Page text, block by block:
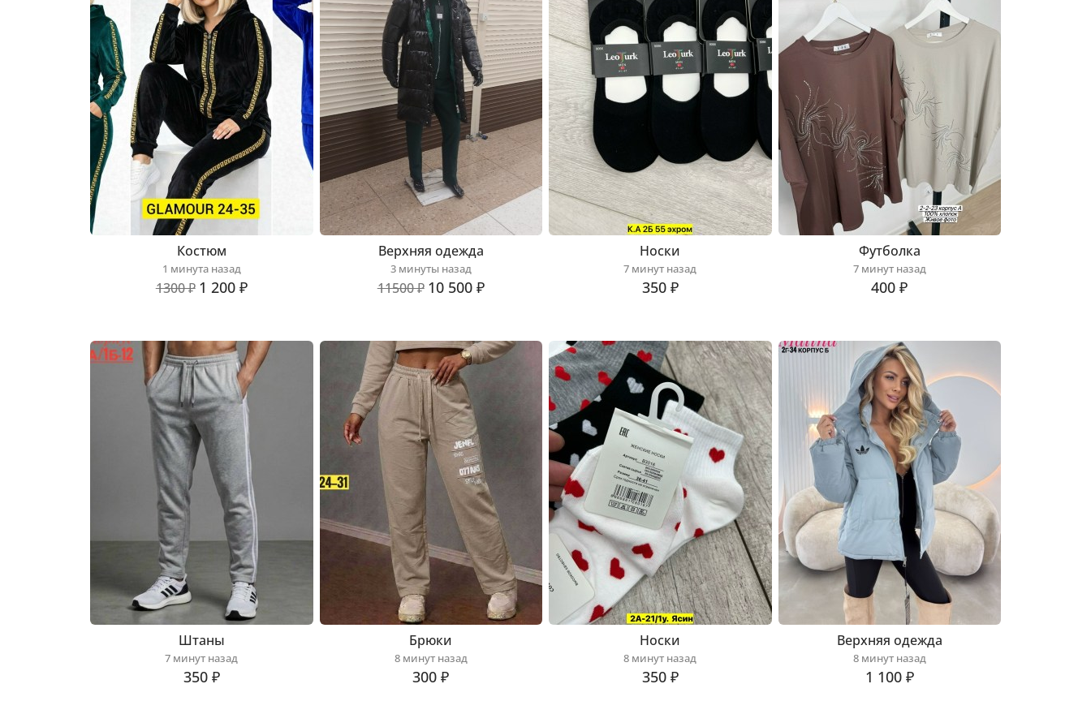
Костюм
1 минута назад
1300 ₽ 1 200 ₽
Верхняя одежда
3 минуты назад
11500 ₽ 10 500 ₽
Носки
7 минут назад
350 ₽
Футболка
7 минут назад
400 ₽
Штаны
7 минут назад
350 ₽
Брюки
8 минут назад
300 ₽
Носки
8 минут назад
350 ₽
Верхняя одежда
8 минут назад
1 100 ₽